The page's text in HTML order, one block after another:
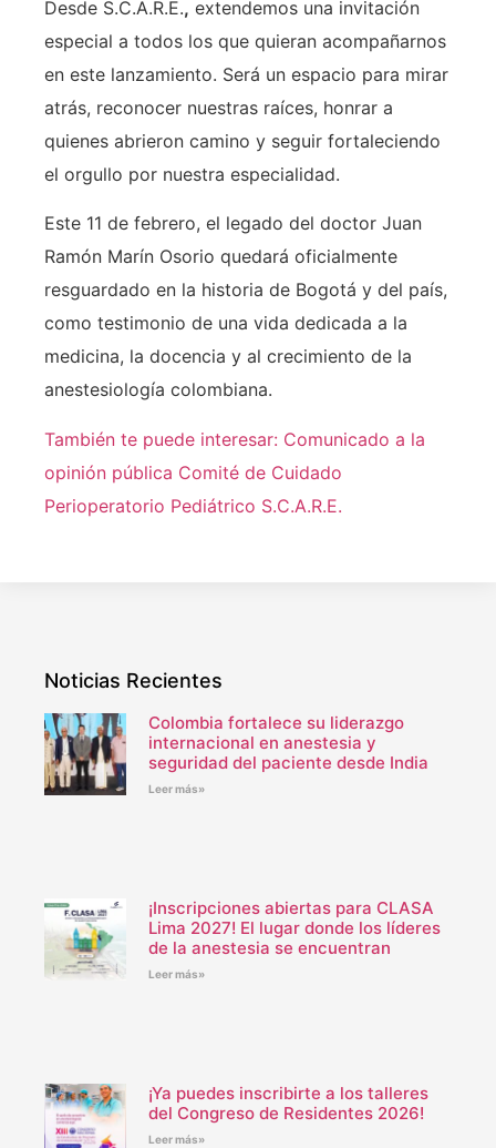
Desde S.C.A.R.E., extendemos una invitación
especial a todos los que quieran acompañarnos
en este lanzamiento. Será un espacio para mirar
atrás, reconocer nuestras raíces, honrar a
quienes abrieron camino y seguir fortaleciendo
el orgullo por nuestra especialidad.
Este 11 de febrero, el legado del doctor Juan
Ramón Marín Osorio quedará oficialmente
resguardado en la historia de Bogotá y del país,
como testimonio de una vida dedicada a la
medicina, la docencia y al crecimiento de la
anestesiología colombiana.
También te puede interesar: Comunicado a la
opinión pública Comité de Cuidado
Perioperatorio Pediátrico S.C.A.R.E.
Noticias Recientes
Colombia fortalece su liderazgo
internacional en anestesia y
seguridad del paciente desde India
Leer más»
¡Inscripciones abiertas para CLASA
Lima 2027! El lugar donde los líderes
de la anestesia se encuentran
Leer más»
¡Ya puedes inscribirte a los talleres
del Congreso de Residentes 2026!
Leer más»